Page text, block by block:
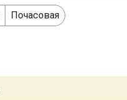
Почасовая